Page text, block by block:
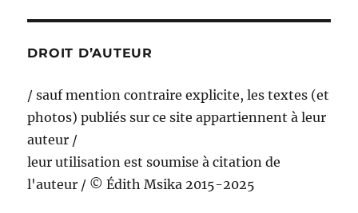
DROIT D’AUTEUR
/ sauf mention contraire explicite, les textes (et
photos) publiés sur ce site appartiennent à leur
auteur /
leur utilisation est soumise à citation de
l'auteur / © Édith Msika 2015-2025